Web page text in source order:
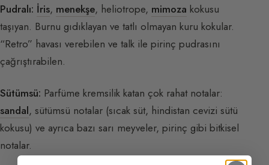
Pudralı: İris, menekşe, heliotrope, mimoza kokusu
taşıyan. Burnu gıdıklayan ve tatlı olmayan kuru kokular.
“Retro” havası verebilen ve talk ile pirinç pudrasını
çağrıştırabilen.
Sütümsü: Parfüme kremsilik katan çok rahat notalar:
sandal, sütümsü notalar (sıcak süt, hindistan cevizi sütü
kokusu) ve ayrıca bazı sarı meyveler, pirinç gibi bitkisel
notalar.